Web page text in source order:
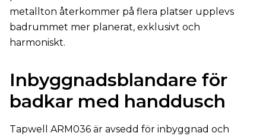
metallton återkommer på flera platser upplevs
badrummet mer planerat, exklusivt och
harmoniskt.
Inbyggnadsblandare för
badkar med handdusch
Tapwell ARM036 är avsedd för inbyggnad och